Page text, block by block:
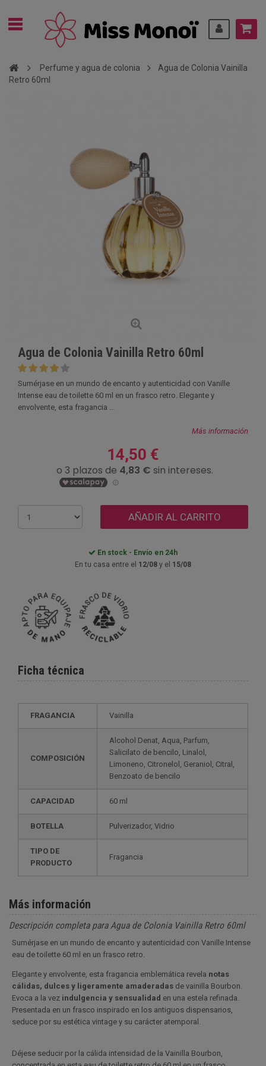
Perfume y agua de colonia
Agua de Colonia Vainilla
Retro 60ml
Agua de Colonia Vainilla Retro 60ml
Sumérjase en un mundo de encanto y autenticidad con Vanille
Intense eau de toilette 60 ml en un frasco retro. Elegante y
envolvente, esta fragancia ...
Más información
14,50 €
AÑADIR AL CARRITO
En stock - Envío en 24h
En tu casa entre el 12/08 y el 15/08
Ficha técnica
FRAGANCIA Vainilla
COMPOSICIÓN
Alcohol Denat, Aqua, Parfum,
Salicilato de bencilo, Linalol,
Limoneno, Citronelol, Geraniol, Citral,
Benzoato de bencilo
CAPACIDAD 60 ml
BOTELLA Pulverizador, Vidrio
TIPO DE
PRODUCTO
Fragancia
Más información
Descripción completa para Agua de Colonia Vainilla Retro 60ml
Sumérjase en un mundo de encanto y autenticidad con Vanille Intense
eau de toilette 60 ml en un frasco retro.
Elegante y envolvente, esta fragancia emblemática revela notas
cálidas, dulces y ligeramente amaderadas de vainilla Bourbon.
Evoca a la vez indulgencia y sensualidad en una estela refinada.
Presentada en un frasco inspirado en los antiguos dispensarios,
seduce por su estética vintage y su carácter atemporal.
Déjese seducir por la cálida intensidad de la Vainilla Bourbon,